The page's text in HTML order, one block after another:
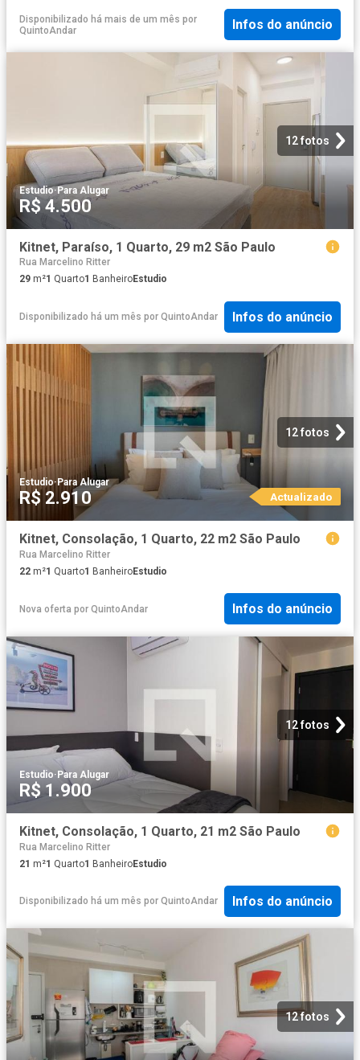
Disponibilizado há mais de um mês por
QuintoAndar
Infos do anúncio
12 fotos
Estudio·Para Alugar
R$ 4.500
Kitnet, Paraíso, 1 Quarto, 29 m2 São Paulo
Rua Marcelino Ritter
29 m²1 Quarto1 BanheiroEstudio
Disponibilizado há um mês por QuintoAndar Infos do anúncio
12 fotos
Estudio·Para Alugar
R$ 2.910 Actualizado
Kitnet, Consolação, 1 Quarto, 22 m2 São Paulo
Rua Marcelino Ritter
22 m²1 Quarto1 BanheiroEstudio
Nova oferta por QuintoAndar Infos do anúncio
12 fotos
Estudio·Para Alugar
R$ 1.900
Kitnet, Consolação, 1 Quarto, 21 m2 São Paulo
Rua Marcelino Ritter
21 m²1 Quarto1 BanheiroEstudio
Disponibilizado há um mês por QuintoAndar Infos do anúncio
12 fotos